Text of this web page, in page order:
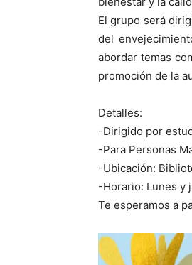
El grupo será
del
abordar temas
promoción de la
Detalles:
-Dirigido por
-Para Personas
-Ubicación:
-Horario: Lunes y
Te esperamos a